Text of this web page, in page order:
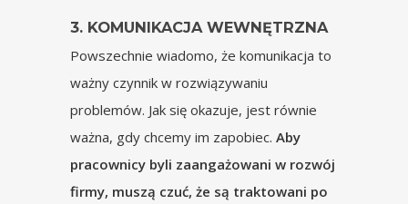
3. KOMUNIKACJA WEWNĘTRZNA
Powszechnie wiadomo, że komunikacja to
ważny czynnik w rozwiązywaniu
problemów. Jak się okazuje, jest równie
ważna, gdy chcemy im zapobiec.Aby
pracownicy byli zaangażowani w rozwój
firmy, muszą czuć, że są traktowani po